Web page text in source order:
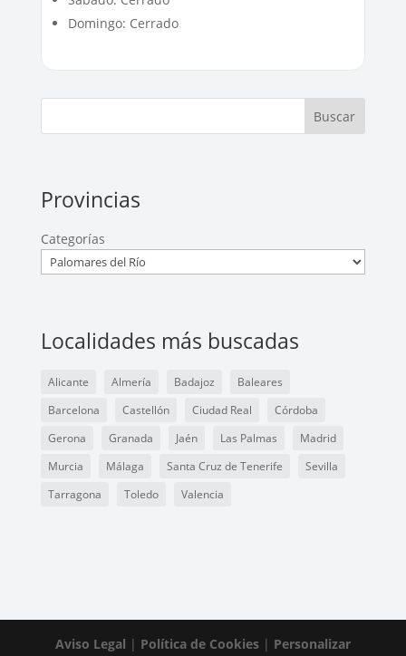
Domingo: Cerrado
Buscar
Provincias
Categorías
Localidades más buscadas
Alicante Almería Badajoz
Baleares
Barcelona
Castellón Ciudad Real
Córdoba
Gerona
Granada Jaén Las Palmas
Madrid
Murcia
Málaga Santa Cruz de Tenerife
Sevilla
Tarragona
Toledo Valencia
Aviso Legal | Política de Cookies| Personalizar